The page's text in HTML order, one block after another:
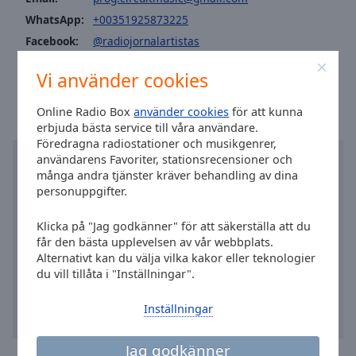
Vi använder cookies
Online Radio Boxanvänder cookies för att kunna
erbjuda bästa service till våra användare.
Föredragna radiostationer och musikgenrer,
användarens Favoriter, stationsrecensioner och
många andra tjänster kräver behandling av dina
personuppgifter.
Klicka på "Jag godkänner" för att säkerställa att du
får den bästa upplevelsen av vår webbplats.
Alternativt kan du välja vilka kakor eller teknologier
du vill tillåta i "Inställningar".
Jag godkänner
Inställningar
Area
Background
Color
Opacity
WhatsApp:
+00351925873225
Facebook:
@radiojornalartistas